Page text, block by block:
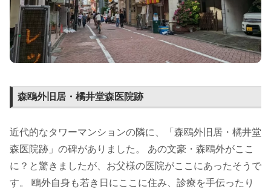
森鴎外旧居・橘井堂森医院跡
近代的なタワーマンションの隣に、「森鴎外旧居・橘井堂
森医院跡」の碑がありました。 あの文豪・森鴎外がここ
に？と驚きましたが、お父様の医院がここにあったそうで
す。 鴎外自身も若き日にここに住み、診療を手伝ったり